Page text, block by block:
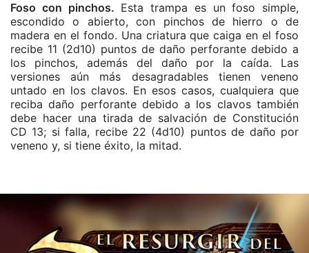
Foso con pinchos. Esta trampa es un foso simple,
escondido o abierto, con pinchos de hierro o de
madera en el fondo. Una criatura que caiga en el foso
recibe 11 (2d10) puntos de daño perforante debido a
los pinchos, además del daño por la caída. Las
versiones aún más desagradables tienen veneno
untado en los clavos. En esos casos, cualquiera que
reciba daño perforante debido a los clavos también
debe hacer una tirada de salvación de Constitución
CD 13; si falla, recibe 22 (4d10) puntos de daño por
veneno y, si tiene éxito, la mitad.